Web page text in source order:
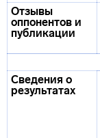
Отзывы
оппонентов и
публикации
Сведения о
результатах